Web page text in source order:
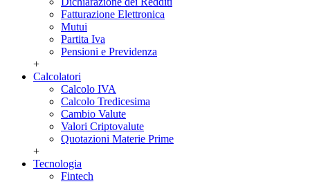
Fatturazione Elettronica
Mutui
Partita Iva
Pensioni e Previdenza
+
Calcolatori
Calcolo IVA
Calcolo Tredicesima
Cambio Valute
Valori Criptovalute
Quotazioni Materie Prime
+
Tecnologia
Fintech